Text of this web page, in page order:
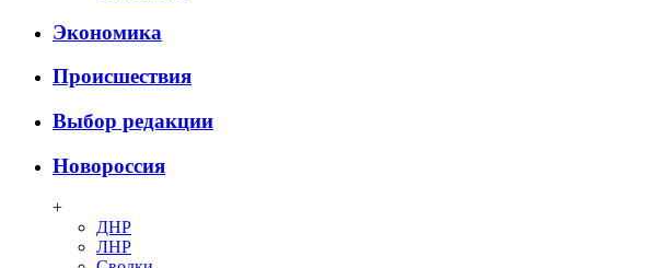
Экономика
Происшествия
Выбор редакции
Новороссия
+
ДНР
ЛНР